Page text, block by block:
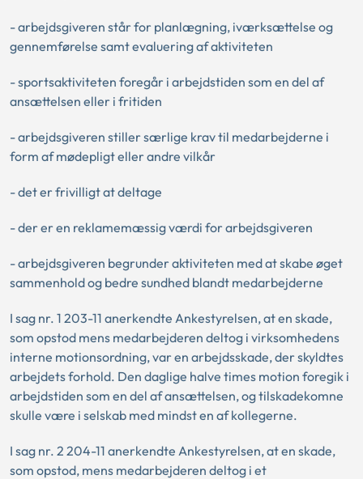
- arbejdsgiveren står for planlægning, iværksættelse og
gennemførelse samt evaluering af aktiviteten
- sportsaktiviteten foregår i arbejdstiden som en del af
ansættelsen eller i fritiden
- arbejdsgiveren stiller særlige krav til medarbejderne i
form af mødepligt eller andre vilkår
- det er frivilligt at deltage
- der er en reklamemæssig værdi for arbejdsgiveren
- arbejdsgiveren begrunder aktiviteten med at skabe øget
sammenhold og bedre sundhed blandt medarbejderne
I sag nr. 1 203-11 anerkendte Ankestyrelsen, at en skade,
som opstod mens medarbejderen deltog i virksomhedens
interne motionsordning, var en arbejdsskade, der skyldtes
arbejdets forhold. Den daglige halve times motion foregik i
arbejdstiden som en del af ansættelsen, og tilskadekomne
skulle være i selskab med mindst en af kollegerne.
I sag nr. 2 204-11 anerkendte Ankestyrelsen, at en skade,
som opstod, mens medarbejderen deltog i et